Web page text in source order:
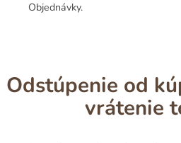
Objednávky.
Odstúpenie od
vrátenie